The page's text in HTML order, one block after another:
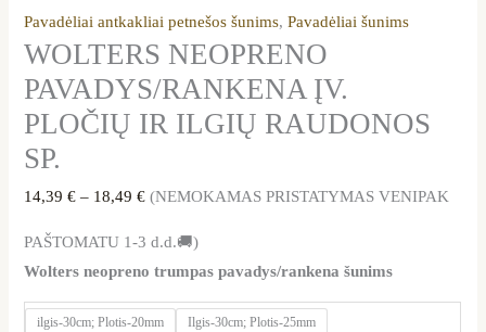
Pavadėliai antkakliai petnešos šunims,Pavadėliai šunims
WOLTERS NEOPRENO
PAVADYS/RANKENA ĮV.
PLOČIŲ IR ILGIŲ RAUDONOS
SP.
14,39€ – 18,49€ (NEMOKAMAS PRISTATYMAS VENIPAK
PAŠTOMATU 1-3 d.d.🚚)
Wolters neopreno trumpas pavadys/rankena šunims
ilgis-30cm; Plotis-20mm
Ilgis-30cm; Plotis-25mm